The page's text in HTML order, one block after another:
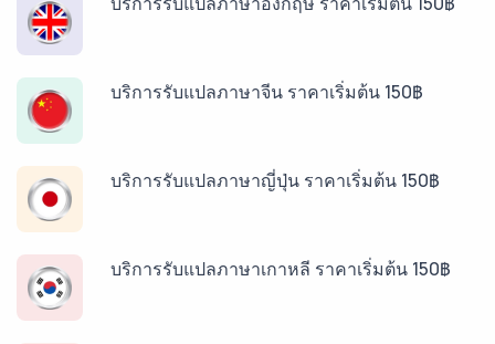
บริการรับแปลภาษาจีน ราคาเริ่มต้น 150฿
บริการรับแปลภาษาญี่ปุ่น ราคาเริ่มต้น 150฿
บริการรับแปลภาษาเกาหลี ราคาเริ่มต้น 150฿